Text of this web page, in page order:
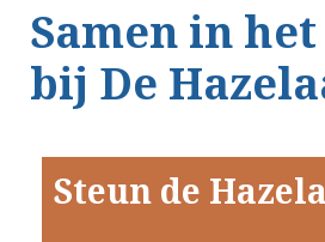
Samen in
bij De
Steun de